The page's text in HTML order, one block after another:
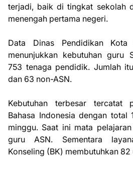
terjadi, baik di tingkat sekolah
menengah pertama negeri.
Data Dinas Pendidikan
menunjukkan kebutuhan guru
753 tenaga pendidik. Jumlah
dan 63 non-ASN.
Kebutuhan terbesar tercatat
Bahasa Indonesia dengan total
minggu. Saat ini mata
guru ASN. Sementara
Konseling (BK) membutuhkan